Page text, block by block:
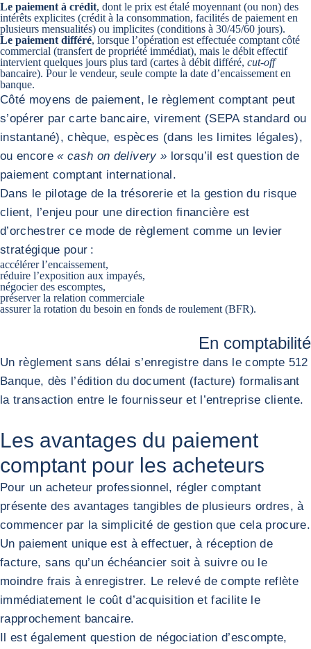
Le paiement à crédit, dont le prix est étalé moyennant (ou non) des
intérêts explicites (crédit à la consommation, facilités de paiement en
plusieurs mensualités) ou implicites (conditions à 30/45/60 jours).
Le paiement différé, lorsque l’opération est effectuée comptant côté
commercial (transfert de propriété immédiat), mais le débit effectif
intervient quelques jours plus tard (cartes à débit différé, cut-off
bancaire). Pour le vendeur, seule compte la date d’encaissement en
banque.
Côté moyens de paiement, le règlement comptant peut
s’opérer par carte bancaire, virement (SEPA standard ou
instantané), chèque, espèces (dans les limites légales),
ou encore« cash on delivery » lorsqu’il est question de
paiement comptant international.
Dans le pilotage de la trésorerie et la gestion du risque
client, l’enjeu pour une direction financière est
d’orchestrer ce mode de règlement comme un levier
stratégique pour :
accélérer l’encaissement,
réduire l’exposition aux impayés,
négocier des escomptes,
préserver la relation commerciale
assurer la rotation du besoin en fonds de roulement (BFR).
En comptabilité
Un règlement sans délai s’enregistre dans le compte 512
Banque, dès l’édition du document (facture) formalisant
la transaction entre le fournisseur et l’entreprise cliente.
Les avantages du paiement
comptant pour les acheteurs
Pour un acheteur professionnel, régler comptant
présente des avantages tangibles de plusieurs ordres, à
commencer par la simplicité de gestion que cela procure.
Un paiement unique est à effectuer, à réception de
facture, sans qu’un échéancier soit à suivre ou le
moindre frais à enregistrer. Le relevé de compte reflète
immédiatement le coût d’acquisition et facilite le
rapprochement bancaire.
Il est également question de négociation d’escompte,